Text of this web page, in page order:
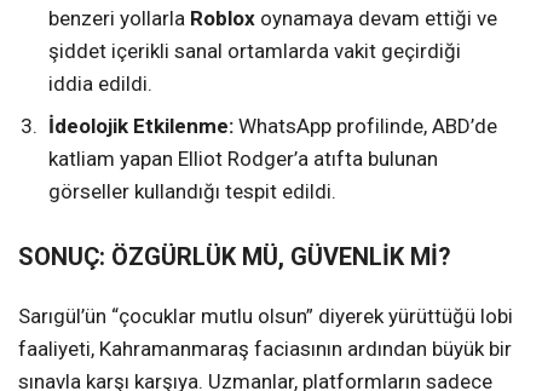
benzeri yollarla Roblox oynamaya devam ettiği ve
şiddet içerikli sanal ortamlarda vakit geçirdiği
iddia edildi.
İdeolojik Etkilenme: WhatsApp profilinde, ABD’de
katliam yapan Elliot Rodger’a atıfta bulunan
görseller kullandığı tespit edildi.
SONUÇ: ÖZGÜRLÜK MÜ, GÜVENLİK Mİ?
Sarıgül’ün “çocuklar mutlu olsun” diyerek yürüttüğü lobi
faaliyeti, Kahramanmaraş faciasının ardından büyük bir
sınavla karşı karşıya. Uzmanlar, platformların sadece